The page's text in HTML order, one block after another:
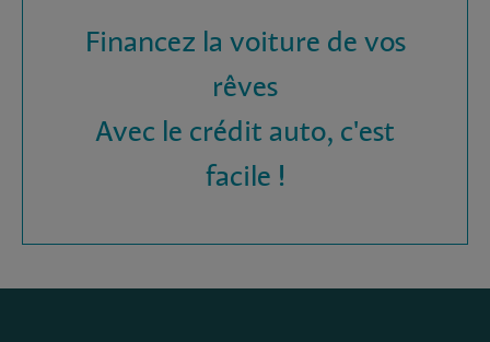
Financez la voiture de vos
rêves
Avec le crédit auto, c'est
facile !